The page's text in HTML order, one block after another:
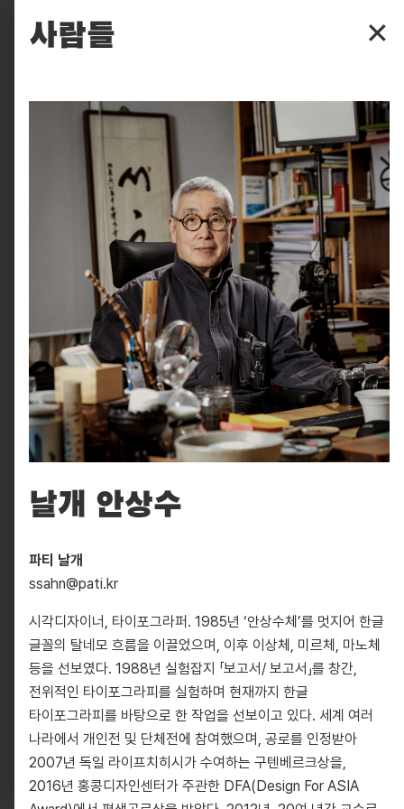
파주타이포그라피배곳
찾아보기
피읖
사람들 ✕
날개 안상수
파티 날개
ssahn@pati.kr
시각디자이너, 타이포그라퍼. 1985년 ‘안상수체’를 멋지어 한글
글꼴의 탈네모 흐름을 이끌었으며, 이후 이상체, 미르체, 마노체
등을 선보였다. 1988년 실험잡지 「보고서/ 보고서」를 창간,
전위적인 타이포그라피를 실험하며 현재까지 한글
타이포그라피를 바탕으로 한 작업을 선보이고 있다. 세계 여러
나라에서 개인전 및 단체전에 참여했으며, 공로를 인정받아
2007년 독일 라이프치히시가 수여하는 구텐베르크상을,
2016년 홍콩디자인센터가 주관한 DFA(Design For ASIA
10881, 경기도 파주시 회동길 330
info@pati.kr
South Korea
info@pati.kr